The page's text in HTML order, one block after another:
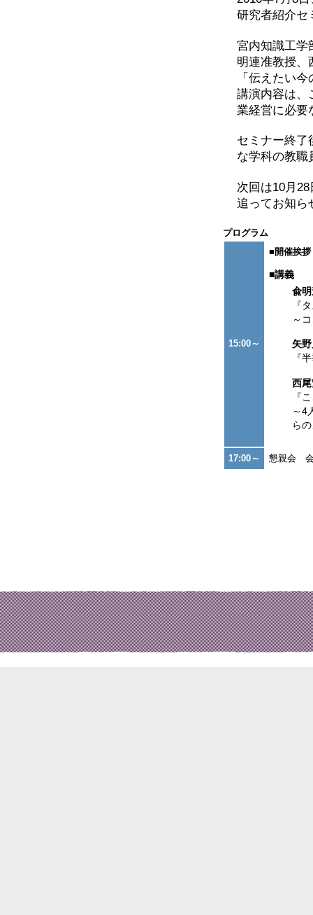
研究者紹介セ
宮内知識工学
明連准教授、
「伝えたい
講演内容は、
業経営に必要
セミナー終了
な学科の教職
次回は10月
追ってお知ら
プログラム
15:00～
■開催挨
■講義
兪
『
～
矢
『
西
『
～4
ら
17:00～ 懇親会 会